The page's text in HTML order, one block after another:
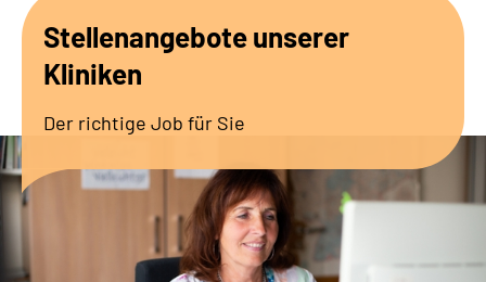
Unsere Kliniken
Sozialdienste & Zuweisende
Erweiterte Suche
Stellenangebote unserer
Kliniken
Der richtige Job für Sie